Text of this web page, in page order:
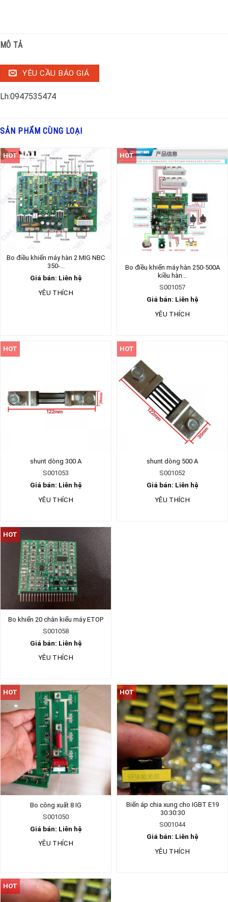
MÔ TẢ
YÊU CẦU BÁO GIÁ
Lh:0947535474
SẢN PHẨM CÙNG LOẠI
HOT
Bo điều khiển máy hàn 2 MIG NBC
350-...
Giá bán: Liên hệ
YÊU THÍCH
HOT
Bo điều khiển máy hàn 250-500A
kiều hàn...
S001057
Giá bán: Liên hệ
YÊU THÍCH
HOT
shunt dòng 300 A
S001053
Giá bán: Liên hệ
YÊU THÍCH
HOT
shunt dòng 500 A
S001052
Giá bán: Liên hệ
YÊU THÍCH
HOT
Bo khiển 20 chân kiểu máy ETOP
S001058
Giá bán: Liên hệ
YÊU THÍCH
HOT
Bo công xuất 8 IG
S001050
Giá bán: Liên hệ
YÊU THÍCH
HOT
Biến áp chia xung cho IGBT E19
30:30:30
S001044
Giá bán: Liên hệ
YÊU THÍCH
HOT